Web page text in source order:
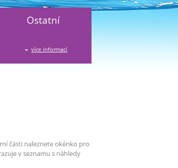
Ostatní
více informací
části naleznete okénko pro
v seznamu s náhledy